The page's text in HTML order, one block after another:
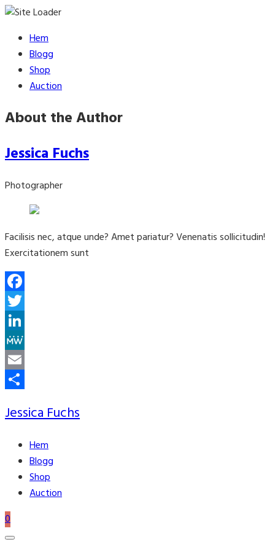
Skip
content
Hem
Blogg
Shop
Auction
About the Author
Jessica Fuchs
Photographer
Facilisis nec, atque unde? Amet pariatur? Venenatis sollicitudin!
Exercitationem sunt
Facebook
Twitter
LinkedIn
MeWe
Email
Jessica Fuchs
Hem
Blogg
Shop
Auction
0